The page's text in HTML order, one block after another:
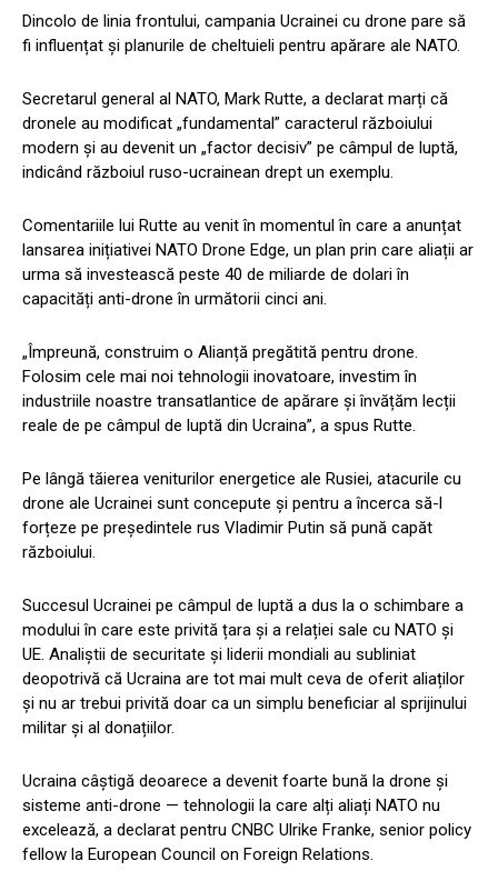
Dincolo de linia frontului, campania Ucrainei cu drone pare să
fi influențat și planurile de cheltuieli pentru apărare ale NATO.
Secretarul general al NATO, Mark Rutte, a declarat marți că
dronele au modificat „fundamental” caracterul războiului
modern și au devenit un „factor decisiv” pe câmpul de luptă,
indicând războiul ruso-ucrainean drept un exemplu.
Comentariile lui Rutte au venit în momentul în care a anunțat
lansarea inițiativei NATO Drone Edge, un plan prin care aliații ar
urma să investească peste 40 de miliarde de dolari în
capacități anti-drone în următorii cinci ani.
„Împreună, construim o Alianță pregătită pentru drone.
Folosim cele mai noi tehnologii inovatoare, investim în
industriile noastre transatlantice de apărare și învățăm lecții
reale de pe câmpul de luptă din Ucraina”, a spus Rutte.
Pe lângă tăierea veniturilor energetice ale Rusiei, atacurile cu
drone ale Ucrainei sunt concepute și pentru a încerca să-l
forțeze pe președintele rus Vladimir Putin să pună capăt
războiului.
Succesul Ucrainei pe câmpul de luptă a dus la o schimbare a
modului în care este privită țara și a relației sale cu NATO și
UE. Analiștii de securitate și liderii mondiali au subliniat
deopotrivă că Ucraina are tot mai mult ceva de oferit aliaților
și nu ar trebui privită doar ca un simplu beneficiar al sprijinului
militar și al donațiilor.
Ucraina câștigă deoarece a devenit foarte bună la drone și
sisteme anti-drone — tehnologii la care alți aliați NATO nu
excelează, a declarat pentru CNBC Ulrike Franke, senior policy
fellow la European Council on Foreign Relations.